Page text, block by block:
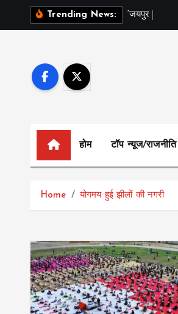
Trending News: ‘जयपर
होम टॉप न्यूज/राजनीति
Home योगमय हुई झीलों की नगरी